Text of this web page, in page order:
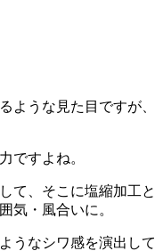
ような見た目ですが、
ですよね。
て、そこに塩縮加工と
気・風合いに。
うなシワ感を演出して